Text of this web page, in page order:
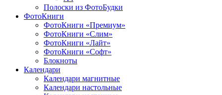
Полоски из ФотоБудки
ФотоКниги
ФотоКниги «Премиум»
ФотоКниги «Слим»
ФотоКниги «Лайт»
ФотоКниги «Софт»
Блокноты
Календари
Календари магнитные
Календари настольные